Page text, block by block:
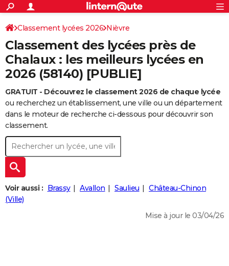
ACTUALITÉS
Politique
Société
Faits Divers
Education
Monde
Villes
+
SPORT
Coupe du monde 2026
Football
Tennis
Cyclisme
Rugby
Forum
CULTURE
Programme TV
TNT
Streaming
Cinéma
Sorties cinéma
Musique
+
FINANCE
Retraite
Impôts
Epargne
Immobilier
Risques naturels par ville
Banque
Assurance
Crédit
AUTO
Essais
Réserver un essai
Citadines
Berlines
SUV
Forum auto
+
HIGH-TECH
BRICOLAGE
Forum
Aménagement intérieur
Extérieur
Cuisine
Salle de bains
Jardinage
Rangement
+WEEK-END
Guides de France
Escapades
Patrimoine
Expositions
Musées
Week-end nature
+
LIFESTYLE
Art de vivre
Bien-être
Loisirs
Mode
Modes de vie
+SANTE
S'inscrire
Connexion
Classement lycées 2026 Nièvre
Classement des lycées près de
Chalaux : les meilleurs lycées en
2026 (58140) [PUBLIE]
GRATUIT - Découvrez le classement 2026 de chaque lycée
ou recherchez un établissement, une ville ou un département
dans le moteur de recherche ci-dessous pour découvrir son
classement.
Voir aussi : Brassy Avallon Saulieu
Château-Chinon
(Ville)
Mise à jour le 03/04/26